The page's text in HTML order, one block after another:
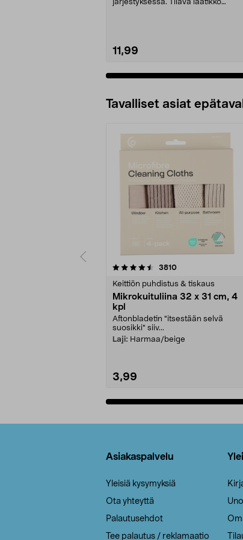
järjestyksessä. Tilava laatikko
11,99
Tavalliset asiat
3810arvostelut
Keittiön puhdistus & tiskaus
Mikrokuituliina 32 x 31 cm, 4
kpl
Aftonbladetin "itsestään selvä
suosikki" siiv...
Laji: Harmaa/beige
3,99
4.5viidestä
Asiakaspalvelu
Yleisiä kysymyksiä
Ota yhteyttä
Palautusehdot
Tee palautus / reklamaatio